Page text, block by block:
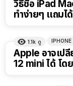
วิธีซื้อ iPad
ทำง่ายๆ แถมไ
1.1k ดู IPHONE
Apple อาจเป
12 mini ได้ โด